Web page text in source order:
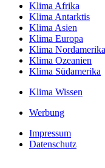
Klima Afrika
Klima Antarktis
Klima Asien
Klima Europa
Klima Nordamerika
Klima Ozeanien
Klima Südamerika
Klima Wissen
Werbung
Impressum
Datenschutz